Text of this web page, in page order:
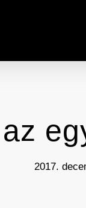
2017.